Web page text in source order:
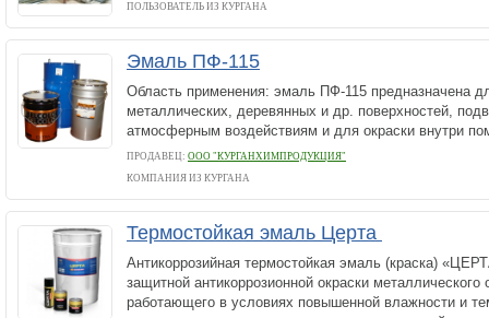
ПОЛЬЗОВАТЕЛЬ ИЗ КУРГАНА
Эмаль ПФ-115
Область применения: эмаль ПФ-115 предназначена
металлических, деревянных и др. поверхностей,
атмосферным воздействиям и для окраски внутри
ПРОДАВЕЦ: ООО "КУРГАНХИМПРОДУКЦИЯ"
КОМПАНИЯ ИЗ КУРГАНА
Термостойкая эмаль Церта
Антикоррозийная термостойкая эмаль (краска)
защитной антикоррозионной окраски металлического
работающего в условиях повышенной влажности и